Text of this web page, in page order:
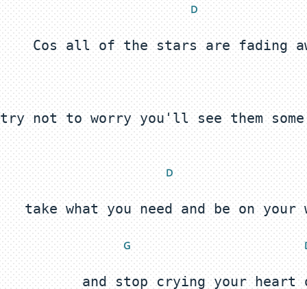
D
try not to worry you'll see them some
D
G